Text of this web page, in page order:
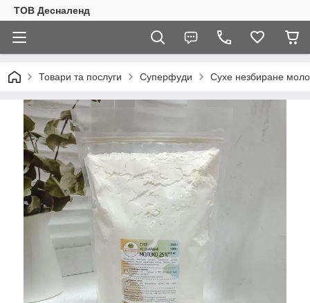
ТОВ Десналенд
Товари та послуги Суперфуди Сухе незбиране